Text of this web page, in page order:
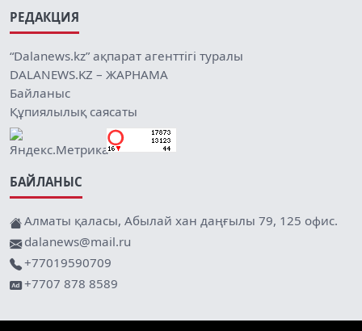
РЕДАКЦИЯ
“Dalanews.kz” ақпарат агенттігі туралы
DALANEWS.KZ – ЖАРНАМА
Байланыс
Құпиялылық саясаты
БАЙЛАНЫС
Алматы қаласы, Абылай хан даңғылы 79, 125 офис.
dalanews@mail.ru
+77019590709
+7707 878 8589